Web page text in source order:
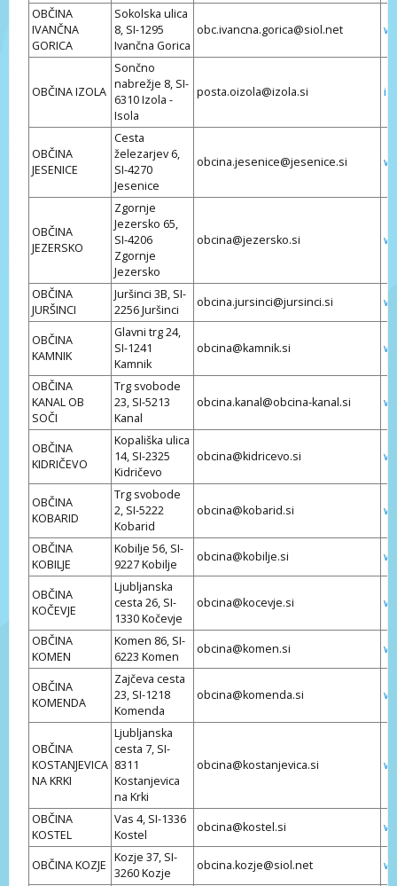
OBČINA
IVANČNA
GORICA
Sokolska ulica
8, SI-1295
Ivančna Gorica
obc.ivancna.gorica@siol.net
OBČINA IZOLA
Sončno
nabrežje 8, SI-
6310 Izola -
Isola
posta.oizola@izola.si
OBČINA
JESENICE
Cesta
železarjev 6,
SI-4270
Jesenice
obcina.jesenice@jesenice.si
OBČINA
JEZERSKO
Zgornje
Jezersko 65,
SI-4206
Zgornje
Jezersko
obcina@jezersko.si
OBČINA
JURŠINCI
Juršinci 3B, SI-
2256 Juršinci
obcina.jursinci@jursinci.si
OBČINA
KAMNIK
Glavni trg 24,
SI-1241
Kamnik
obcina@kamnik.si
OBČINA
KANAL OB
SOČI
Trg svobode
23, SI-5213
Kanal
obcina.kanal@obcina-kanal.si
OBČINA
KIDRIČEVO
Kopališka ulica
14, SI-2325
Kidričevo
obcina@kidricevo.si
OBČINA
KOBARID
Trg svobode
2, SI-5222
Kobarid
obcina@kobarid.si
OBČINA
KOBILJE
Kobilje 56, SI-
9227 Kobilje
obcina@kobilje.si
OBČINA
KOČEVJE
Ljubljanska
cesta 26, SI-
1330 Kočevje
obcina@kocevje.si
OBČINA
KOMEN
Komen 86, SI-
6223 Komen
obcina@komen.si
OBČINA
KOMENDA
Zajčeva cesta
23, SI-1218
Komenda
obcina@komenda.si
OBČINA
KOSTANJEVICA
NA KRKI
Ljubljanska
cesta 7, SI-
8311
Kostanjevica
na Krki
obcina@kostanjevica.si
OBČINA
KOSTEL
Vas 4, SI-1336
Kostel
obcina@kostel.si
OBČINA KOZJE
Kozje 37, SI-
3260 Kozje
obcina.kozje@siol.net